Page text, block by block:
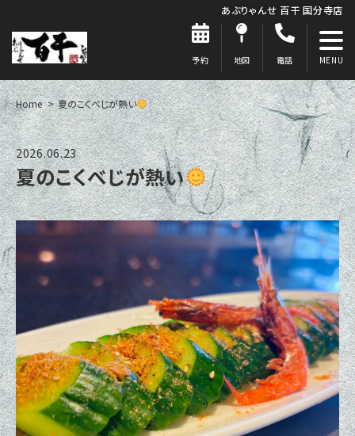
あぶりゃんせ 百干 国分寺店
予約 地図 電話
Home 夏のこくべじが熱い
2026.06.23
夏のこくべじが熱い